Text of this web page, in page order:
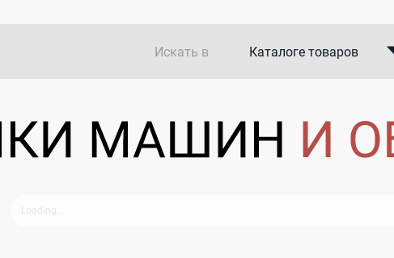
Искать в Каталоге товаров
В закупках